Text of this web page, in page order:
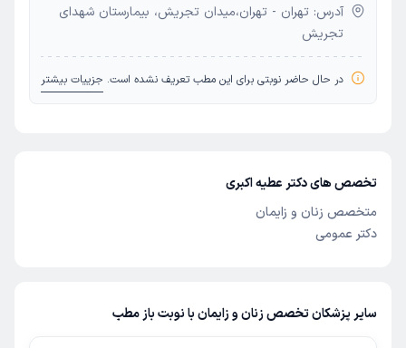
آدرس: تهران - تهران،میدان تجریش، بیمارستان شهدای
تجریش
در حال حاضر نوبتی برای این مطب تعریف نشده است. جزییات بیشتر
تخصص های دکتر عطیه اکبری
متخصص زنان و زایمان
دکتر عمومی
سایر پزشکان تخصص زنان و زایمان با نوبت باز مطب